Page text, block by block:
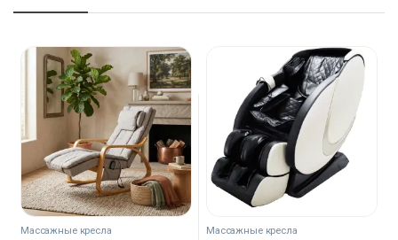
Массажные кресла Массажные кресла